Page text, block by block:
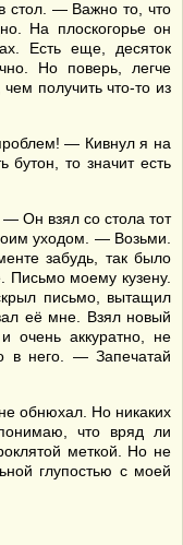
стол. — Важно то, что
На плоскогорье он
Есть еще, десяток
Но поверь, легче
получить что-то из
— Кивнул я на
бутон, то значит есть
Он взял со стола тот
уходом. — Возьми.
забудь, так было
Письмо моему кузену.
письмо, вытащил
её мне. Взял новый
очень аккуратно, не
в него. — Запечатай
обнюхал. Но никаких
что вряд ли
меткой. Но не
глупостью с моей